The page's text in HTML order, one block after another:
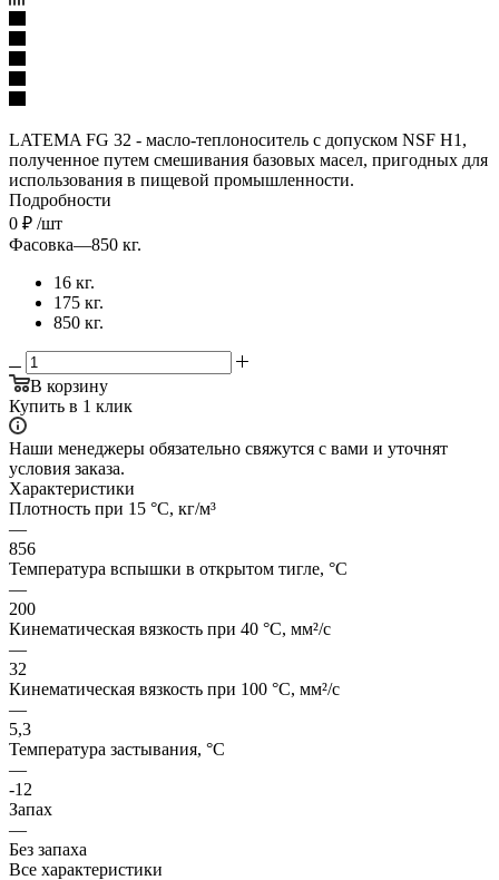
LATEMA FG 32 - масло-теплоноситель с допуском NSF H1,
полученное путем смешивания базовых масел, пригодных для
использования в пищевой промышленности.
Подробности
0 ₽ /шт
Фасовка—850 кг.
16 кг.
175 кг.
850 кг.
В корзину
Купить в 1 клик
Наши менеджеры обязательно свяжутся с вами и уточнят
условия заказа.
Характеристики
Плотность при 15 °C, кг/м³
—
856
Температура вспышки в открытом тигле, °C
—
200
Кинематическая вязкость при 40 °C, мм²/с
—
32
Кинематическая вязкость при 100 °C, мм²/с
—
5,3
Температура застывания, °C
—
-12
Запах
—
Без запаха
Все характеристики